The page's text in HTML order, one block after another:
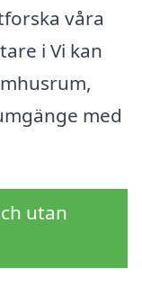
våra
i Vi kan
med
utan